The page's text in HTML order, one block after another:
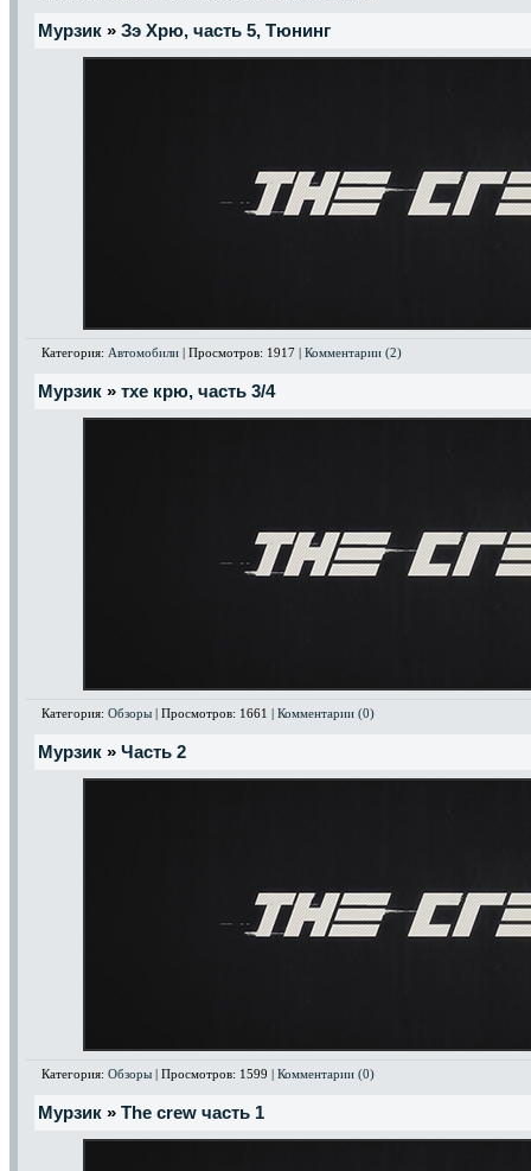
Мурзик » Зэ Хрю, часть 5, Тюнинг
Категория: Автомобили | Просмотров: 1917 | Комментарии (2)
Мурзик » тхе крю, часть 3/4
Категория: Обзоры | Просмотров: 1661 | Комментарии (0)
Мурзик » Часть 2
Категория: Обзоры | Просмотров: 1599 | Комментарии (0)
Мурзик » The crew часть 1